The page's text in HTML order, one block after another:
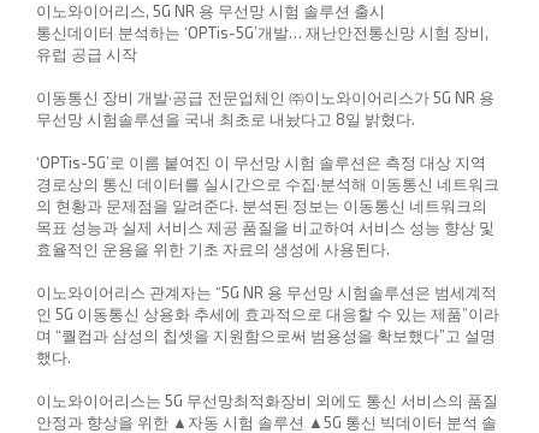
이노와이어리스, 5G NR 용 무선망 시험 솔루션 출시
통신데이터 분석하는 ‘OPTis-5G’개발… 재난안전통신망 시험 장비,
유럽 공급 시작
이동통신 장비 개발·공급 전문업체인 ㈜이노와이어리스가 5G NR 용
무선망 시험솔루션을 국내 최초로 내놨다고 8일 밝혔다.
‘OPTis-5G’로 이름 붙여진 이 무선망 시험 솔루션은 측정 대상 지역
경로상의 통신 데이터를 실시간으로 수집·분석해 이동통신 네트워크
의 현황과 문제점을 알려준다. 분석된 정보는 이동통신 네트워크의
목표 성능과 실제 서비스 제공 품질을 비교하여 서비스 성능 향상 및
효율적인 운용을 위한 기초 자료의 생성에 사용된다.
이노와이어리스 관계자는 “5G NR 용 무선망 시험솔루션은 범세계적
인 5G 이동통신 상용화 추세에 효과적으로 대응할 수 있는 제품”이라
며 “퀄컴과 삼성의 칩셋을 지원함으로써 범용성을 확보했다”고 설명
했다.
이노와이어리스는 5G 무선망최적화장비 외에도 통신 서비스의 품질
안정과 향상을 위한 ▲자동 시험 솔루션 ▲5G 통신 빅데이터 분석 솔